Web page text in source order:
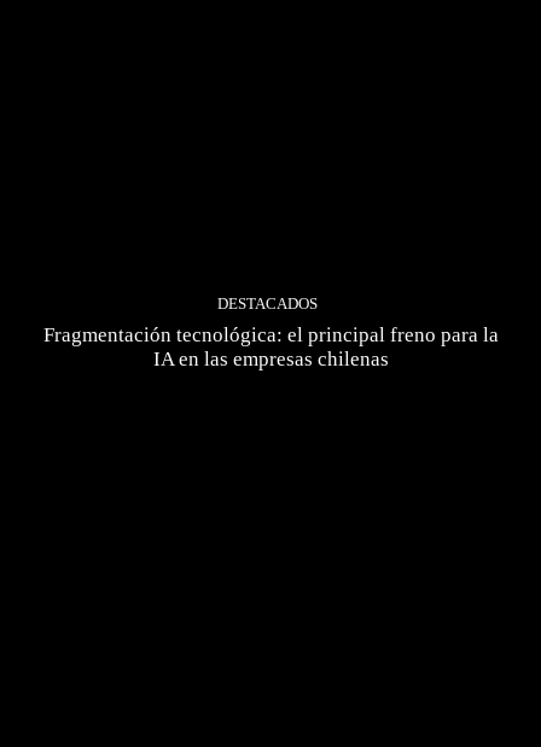
DESTACADOS
Fragmentación tecnológica: el principal freno para la
IA en las empresas chilenas